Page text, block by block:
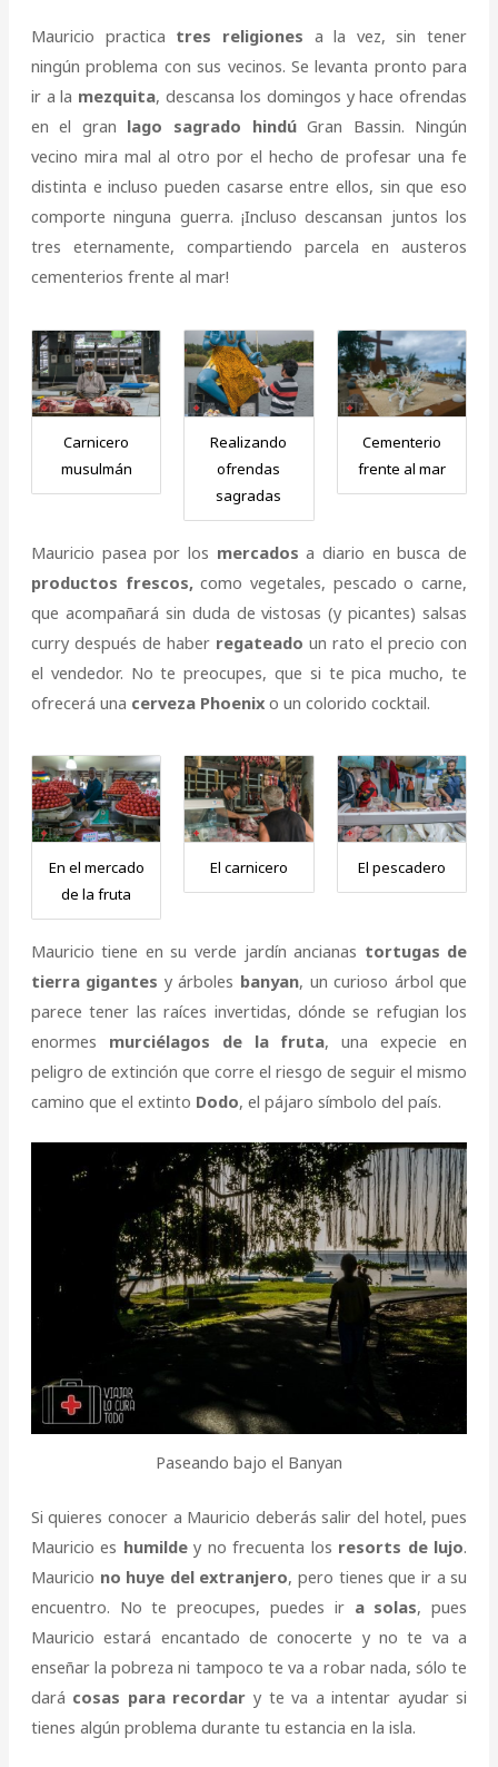
Mauricio practica tres religiones a la vez, sin tener
ningún problema con sus vecinos. Se levanta pronto para
ir a la mezquita, descansa los domingos y hace ofrendas
en el gran lago sagrado hindúGran Bassin. Ningún
vecino mira mal al otro por el hecho de profesar una fe
distinta e incluso pueden casarse entre ellos, sin que eso
comporte ninguna guerra. ¡Incluso descansan juntos los
tres eternamente, compartiendo parcela en austeros
cementerios frente al mar!
Carnicero
musulmán
Realizando
ofrendas
sagradas
Cementerio
frente al mar
Mauricio pasea por los mercados a diario en busca de
productos frescos,como vegetales, pescado o carne,
que acompañará sin duda de vistosas (y picantes) salsas
curry después de haber regateado un rato el precio con
el vendedor. No te preocupes, que si te pica mucho, te
ofrecerá una cerveza Phoenixo un colorido cocktail.
En el mercado
de la fruta
El carnicero El pescadero
Mauricio tiene en su verde jardín ancianas tortugas de
tierra gigantes y árboles banyan, un curioso árbol que
parece tener las raíces invertidas, dónde se refugian los
enormes murciélagos de la fruta, una expecie en
peligro de extinción que corre el riesgo de seguir el mismo
camino que el extinto Dodo, el pájaro símbolo del país.
Paseando bajo el Banyan
Si quieres conocer a Mauricio deberás salir del hotel, pues
Mauricio es humildey no frecuenta los resorts de lujo.
Mauricio no huye del extranjero, pero tienes que ir a su
encuentro. No te preocupes, puedes ir a solas, pues
Mauricio estará encantado de conocerte y no te va a
enseñar la pobreza ni tampoco te va a robar nada, sólo te
dará cosas para recordar y te va a intentar ayudar si
tienes algún problema durante tu estancia en la isla.